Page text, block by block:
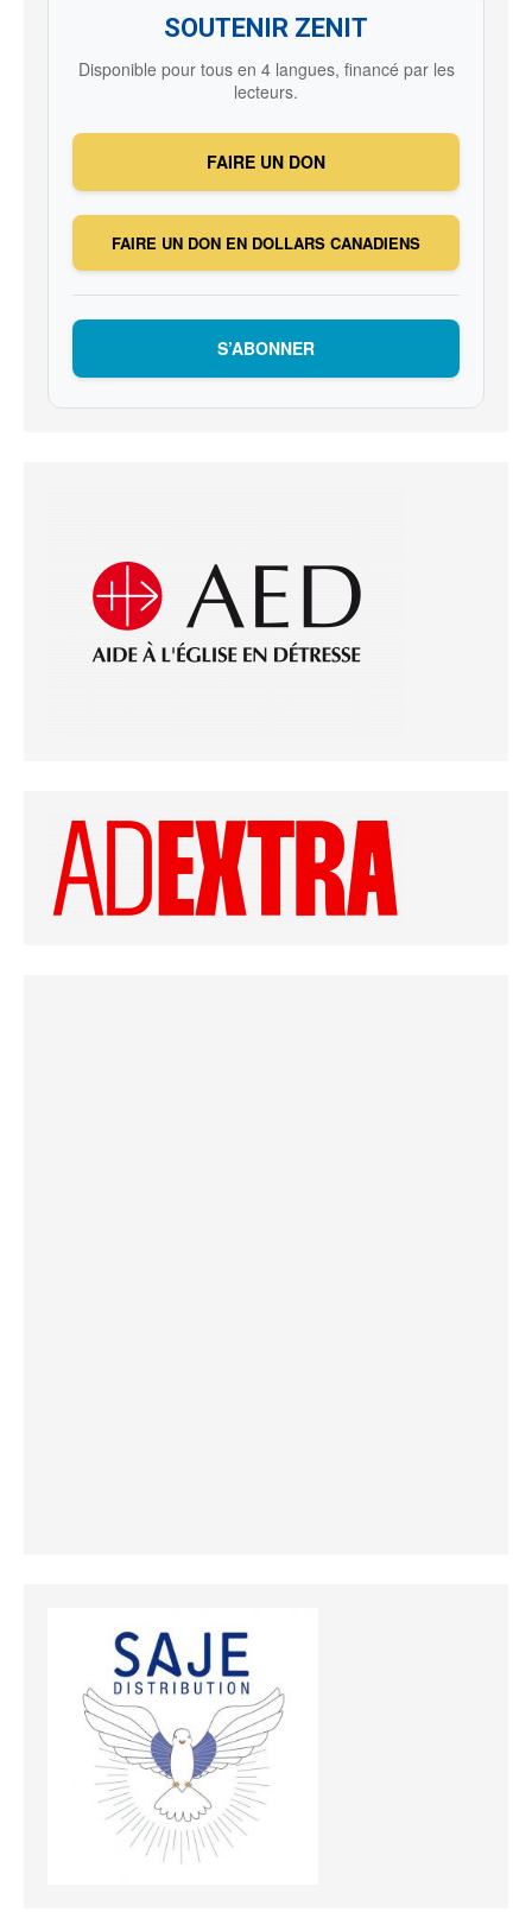
SOUTENIR ZENIT
Disponible pour tous en 4 langues, financé par les
lecteurs.
FAIRE UN DON
FAIRE UN DON EN DOLLARS CANADIENS
S’ABONNER